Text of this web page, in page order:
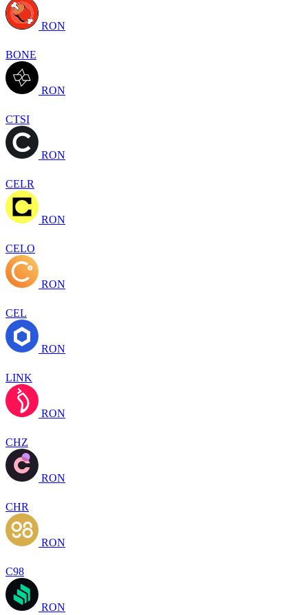
RON
BONE
RON
CTSI
RON
CELR
RON
CELO
RON
CEL
RON
LINK
RON
CHZ
RON
CHR
RON
C98
RON